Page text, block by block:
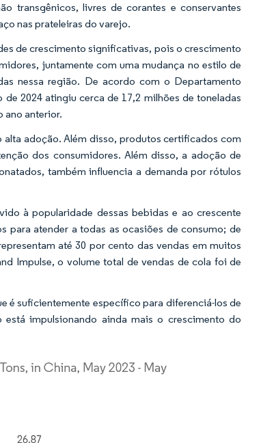
transgênicos, livres de corantes e conservantes
nas prateleiras do varejo.
de crescimento significativas, pois o crescimento
juntamente com uma mudança no estilo de
nessa região. De acordo com o Departamento
2024 atingiu cerca de 17,2 milhões de toneladas
ano anterior.
adoção. Além disso, produtos certificados com
dos consumidores. Além disso, a adoção de
também influencia a demanda por rótulos
à popularidade dessas bebidas e ao crescente
para atender a todas as ocasiões de consumo; de
até 30 por cento das vendas em muitos
Impulse, o volume total de vendas de cola foi de
é suficientemente específico para diferenciá-los de
impulsionando ainda mais o crescimento do